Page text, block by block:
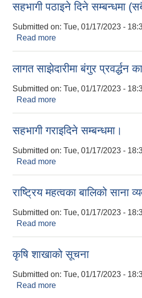
सहभागी पठाइने दिने सम्बन्धमा
Submitted on: Tue, 01/17/2023 -
Read more
लागत साझेदारीमा बंगुर प्रवर्द्धन
Submitted on: Tue, 01/17/2023 -
Read more
सहभागी गराइदिने सम्बन्धमा।
Submitted on: Tue, 01/17/2023 -
Read more
राष्ट्रिय महत्वका बालिको
Submitted on: Tue, 01/17/2023 -
Read more
कृषि शाखाको सूचना
Submitted on: Tue, 01/17/2023 -
Read more